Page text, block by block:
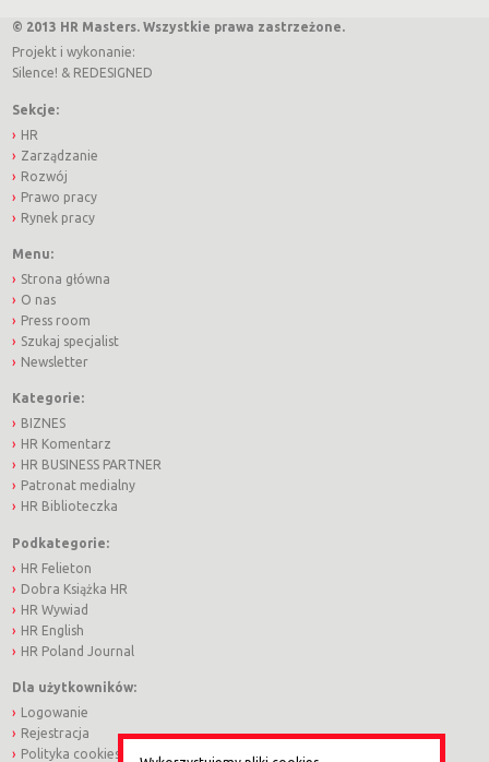
© 2013 HR Masters. Wszystkie prawa zastrzeżone.
Projekt i wykonanie:
Silence! & REDESIGNED
Sekcje:
HR
Zarządzanie
Rozwój
Prawo pracy
Rynek pracy
Menu:
Strona główna
O nas
Press room
Szukaj specjalist
Newsletter
Kategorie:
BIZNES
HR Komentarz
HR BUSINESS PARTNER
Patronat medialny
HR Biblioteczka
Podkategorie:
HR Felieton
Dobra Książka HR
HR Wywiad
HR English
HR Poland Journal
Dla użytkowników:
Logowanie
Rejestracja
Polityka cookies